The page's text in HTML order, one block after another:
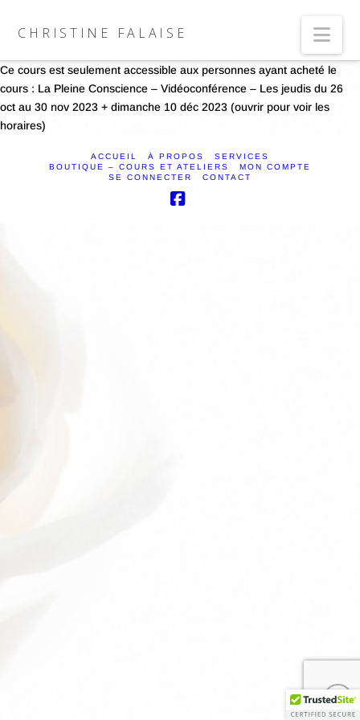
CHRISTINE FALAISE
Ce cours est seulement accessible aux personnes ayant acheté le
cours : La Pleine Conscience – Vidéoconférence – Les jeudis du 26
oct au 30 nov 2023 + dimanche 10 déc 2023 (ouvrir pour voir les
horaires)
ACCUEIL À PROPOS
SERVICES
BOUTIQUE – COURS ET ATELIERS
MON COMPTE
SE CONNECTER
CONTACT